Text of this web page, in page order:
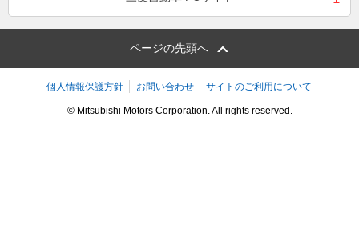
ページの先頭へ
個人情報保護方針 お問い合わせ サイトのご利用について
© Mitsubishi Motors Corporation. All rights reserved.